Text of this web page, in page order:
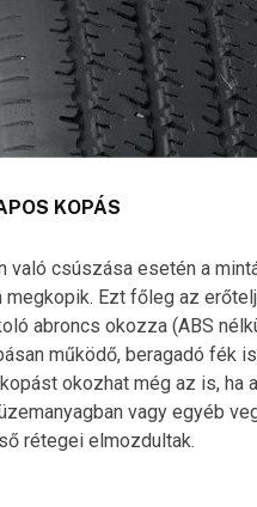
KOPÁS
való csúszása esetén a
megkopik. Ezt főleg az
abroncs okozza (ABS
működő, beragadó fék
okozhat még az is, ha
vagy egyéb
rétegei elmozdultak.